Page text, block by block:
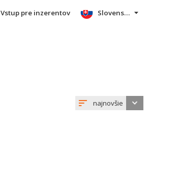
Vstup pre inzerentov Slovensky
najnovšie